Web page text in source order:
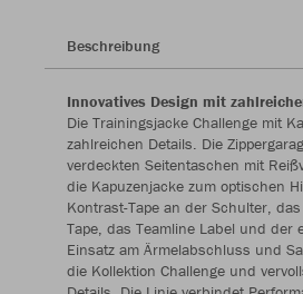
Beschreibung
Innovatives Design mit
Die Trainingsjacke Challenge mit
zahlreichen Details. Die
verdeckten Seitentaschen mit
die Kapuzenjacke zum optischen
Kontrast-Tape an der Schulter,
Tape, das Teamline Label und der
Einsatz am Ärmelabschluss und
die Kollektion Challenge und